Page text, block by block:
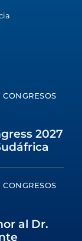
CONGRESOS
2027
CONGRESOS
al Dr.